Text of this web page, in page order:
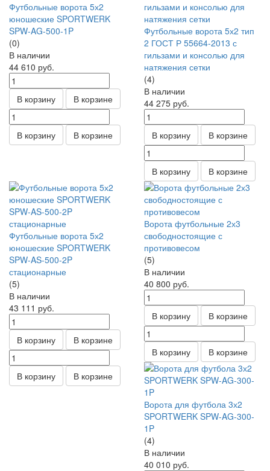
Футбольные ворота 5х2
юношеские SPORTWERK
SPW-AG-500-1P
(0)
В наличии
44 610 руб.
В корзину В корзине
В корзину В корзине
Футбольные ворота 5х2 тип
2 ГОСТ Р 55664-2013 с
гильзами и консолью для
натяжения сетки
(4)
В наличии
44 275 руб.
В корзину В корзине
В корзину В корзине
Футбольные ворота 5х2
юношеские SPORTWERK
SPW-AS-500-2P
стационарные
(5)
В наличии
43 111 руб.
В корзину В корзине
В корзину В корзине
Ворота футбольные 2х3
свободностоящие с
противовесом
(5)
В наличии
40 800 руб.
В корзину В корзине
В корзину В корзине
Ворота для футбола 3х2
SPORTWERK SPW-AG-300-
1P
(4)
В наличии
40 010 руб.